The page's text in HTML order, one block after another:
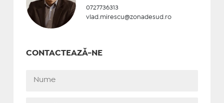
0727736313
vlad.mirescu@zonadesud.ro
CONTACTEAZĂ-NE